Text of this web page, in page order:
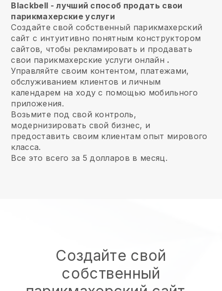
Blackbell - лучший способ продать свои
парикмахерские услуги
Создайте свой собственный парикмахерский
сайт с интуитивно понятным конструктором
сайтов, чтобы рекламировать и продавать
свои парикмахерские услуги онлайн .
Управляйте своим контентом, платежами,
обслуживанием клиентов и личным
календарем на ходу с помощью мобильного
приложения.
Возьмите под свой контроль,
модернизировать свой бизнес, и
предоставить своим клиентам опыт мирового
класса.
Все это всего за 5 долларов в месяц.
Создайте свой
собственный